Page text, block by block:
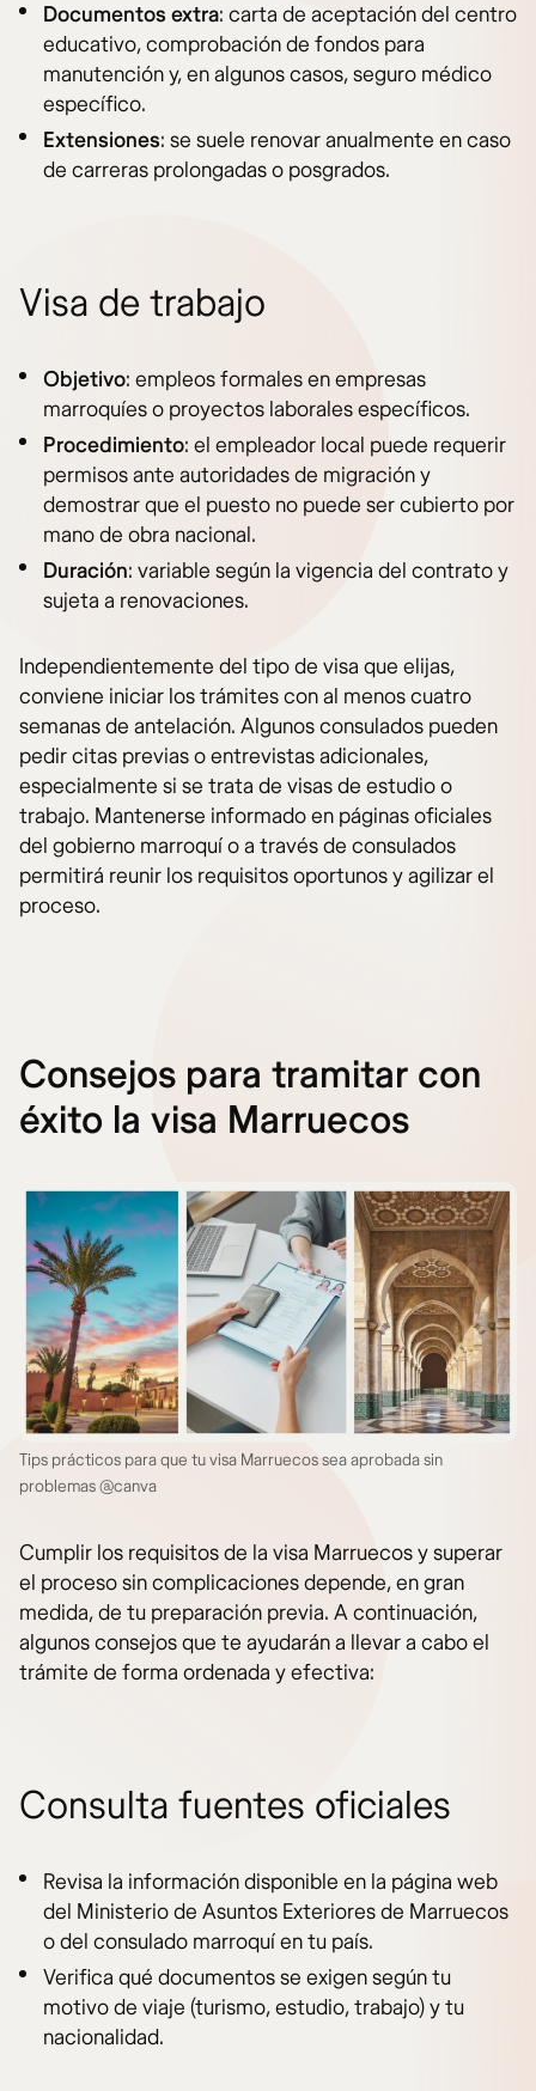
Documentos extra: carta de aceptación del centro
educativo, comprobación de fondos para
manutención y, en algunos casos, seguro médico
específico.
Extensiones: se suele renovar anualmente en caso
de carreras prolongadas o posgrados.
Visa de trabajo
Objetivo: empleos formales en empresas
marroquíes o proyectos laborales específicos.
Procedimiento: el empleador local puede requerir
permisos ante autoridades de migración y
demostrar que el puesto no puede ser cubierto por
mano de obra nacional.
Duración: variable según la vigencia del contrato y
sujeta a renovaciones.
Independientemente del tipo de visa que elijas,
conviene iniciar los trámites con al menos cuatro
semanas de antelación. Algunos consulados pueden
pedir citas previas o entrevistas adicionales,
especialmente si se trata de visas de estudio o
trabajo. Mantenerse informado en páginas oficiales
del gobierno marroquí o a través de consulados
permitirá reunir los requisitos oportunos y agilizar el
proceso.
Consejos para tramitar con
éxito la visa Marruecos
Tips prácticos para que tu visa Marruecos sea aprobada sin
problemas @canva
Cumplir los requisitos de la visa Marruecos y superar
el proceso sin complicaciones depende, en gran
medida, de tu preparación previa. A continuación,
algunos consejos que te ayudarán a llevar a cabo el
trámite de forma ordenada y efectiva:
Consulta fuentes oficiales
Revisa la información disponible en la página web
del Ministerio de Asuntos Exteriores de Marruecos
o del consulado marroquí en tu país.
Verifica qué documentos se exigen según tu
motivo de viaje (turismo, estudio, trabajo) y tu
nacionalidad.